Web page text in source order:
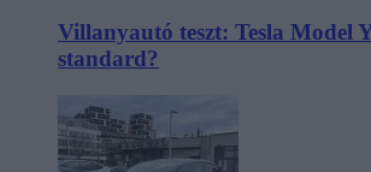
Villanyautó teszt: Tesla Model
standard?